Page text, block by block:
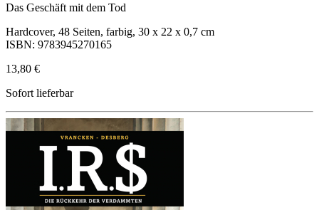
Das Geschäft mit dem Tod
Hardcover, 48 Seiten, farbig, 30 x 22 x 0,7 cm
ISBN: 9783945270165
13,80 €
Sofort lieferbar